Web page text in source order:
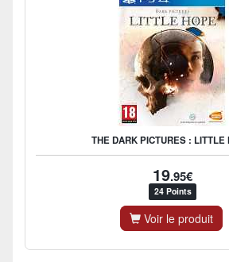
THE DARK PICTURES : LITTLE
19.95€
24 Points
Voir le produit